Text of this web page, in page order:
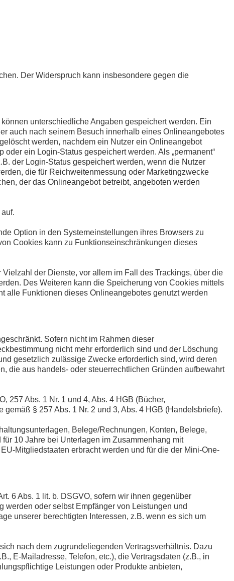
Der Widerspruch kann insbesondere gegen die
unterschiedliche Angaben gespeichert werden. Ein
auch nach seinem Besuch innerhalb eines Onlineangebotes
werden, nachdem ein Nutzer ein Onlineangebot
ein Login-Status gespeichert werden. Als „permanent“
der Login-Status gespeichert werden, wenn die Nutzer
die für Reichweitenmessung oder Marketingzwecke
der das Onlineangebot betreibt, angeboten werden
Option in den Systemeinstellungen ihres Browsers zu
Cookies kann zu Funktionseinschränkungen dieses
der Dienste, vor allem im Fall des Trackings, über die
Des Weiteren kann die Speicherung von Cookies mittels
alle Funktionen dieses Onlineangebotes genutzt werden
Sofern nicht im Rahmen dieser
nicht mehr erforderlich sind und der Löschung
gesetzlich zulässige Zwecke erforderlich sind, wird deren
die aus handels- oder steuerrechtlichen Gründen aufbewahrt
257 Abs. 1 Nr. 1 und 4, Abs. 4 HGB (Bücher,
§ 257 Abs. 1 Nr. 2 und 3, Abs. 4 HGB (Handelsbriefe).
Belege/Rechnungen, Konten, Belege,
10 Jahre bei Unterlagen im Zusammenhang mit
Mitgliedstaaten erbracht werden und für die der Mini-One-
6 Abs. 1 lit. b. DSGVO, sofern wir ihnen gegenüber
oder selbst Empfänger von Leistungen und
unserer berechtigten Interessen, z.B. wenn es sich um
nach dem zugrundeliegenden Vertragsverhältnis. Dazu
E-Mailadresse, Telefon, etc.), die Vertragsdaten (z.B., in
Leistungen oder Produkte anbieten,